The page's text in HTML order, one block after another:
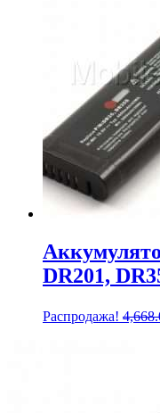
DR201,
Распродажа!